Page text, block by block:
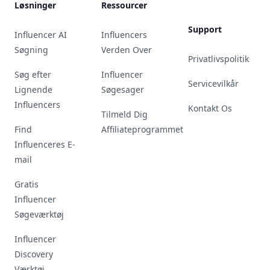
Løsninger
Influencer AI
Søgning
Søg efter
Lignende
Influencers
Find
Influenceres E-
mail
Gratis
Influencer
Søgeværktøj
Influencer
Discovery
Ressourcer
Influencers
Verden Over
Influencer
Søgesager
Tilmeld Dig
Affiliateprogrammet
Support
Privatlivspolitik
Servicevilkår
Kontakt Os